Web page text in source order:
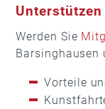
Werden Sie
Barsinghausen
Vorteile